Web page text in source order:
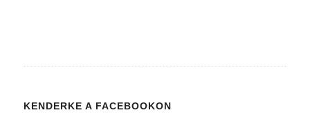
KENDERKE A FACEBOOKON